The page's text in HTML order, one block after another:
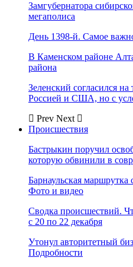
Замгубернатора
мегаполиса
День 1398-й. Самое
В Каменском районе
района
Зеленский согласился
Россией и США, но с
Prev Next
Происшествия
Бастрыкин поручил
которую обвинили в
Барнаульская маршрутка
Фото и видео
Сводка происшествий.
с 20 по 22 декабря
Утонул авторитетный
Подробности